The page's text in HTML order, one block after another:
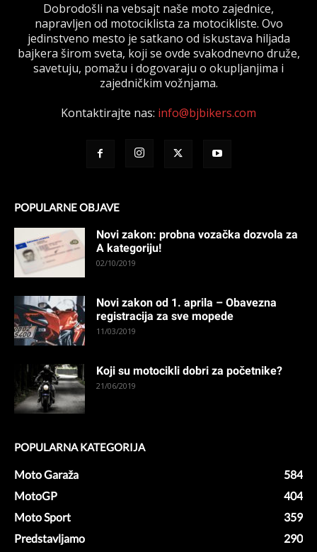
Dobrodošli na vebsajt naše moto zajednice,
napravljen od motociklista za motocikliste. Ovo
jedinstveno mesto je satkano od iskustava hiljada
bajkera širom sveta, koji se ovde svakodnevno druže,
savetuju, pomažu i dogovaraju o okupljanjima i
zajedničkim vožnjama.
Kontaktirajte nas: info@bjbikers.com
POPULARNE OBJAVE
Novi zakon: probna vozačka dozvola za
A kategoriju!
02/10/2019
Novi zakon od 1. aprila – Obavezna
registracija za sve mopede
11/03/2019
Koji su motocikli dobri za početnike?
21/06/2019
POPULARNA KATEGORIJA
Moto Garaža
584
MotoGP
404
Moto Sport
359
Predstavljamo
290